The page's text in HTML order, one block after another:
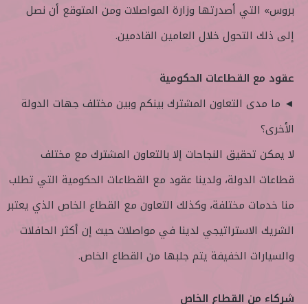
بروس» التي أصدرتها وزارة المواصلات ومن المتوقع أن نصل
إلى ذلك التحول خلال العامين القادمين.
عقود مع القطاعات الحكومية
◄ ما مدى التعاون المشترك بينكم وبين مختلف جهات الدولة
الأخرى؟
لا يمكن تحقيق النجاحات إلا بالتعاون المشترك مع مختلف
قطاعات الدولة، ولدينا عقود مع القطاعات الحكومية التي تطلب
منا خدمات مختلفة، وكذلك التعاون مع القطاع الخاص الذي يعتبر
الشريك الاستراتيجي لدينا في مواصلات حيث إن أكثر الحافلات
والسيارات الخفيفة يتم جلبها من القطاع الخاص.
شركاء من القطاع الخاص